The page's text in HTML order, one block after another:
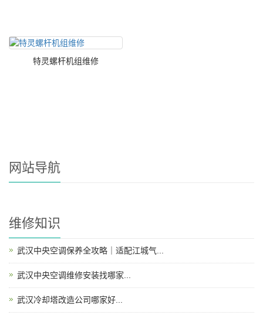
特灵螺杆机组维修
网站导航
维修知识
武汉中央空调保养全攻略｜适配江城气...
武汉中央空调维修安装找哪家...
武汉冷却塔改造公司哪家好...